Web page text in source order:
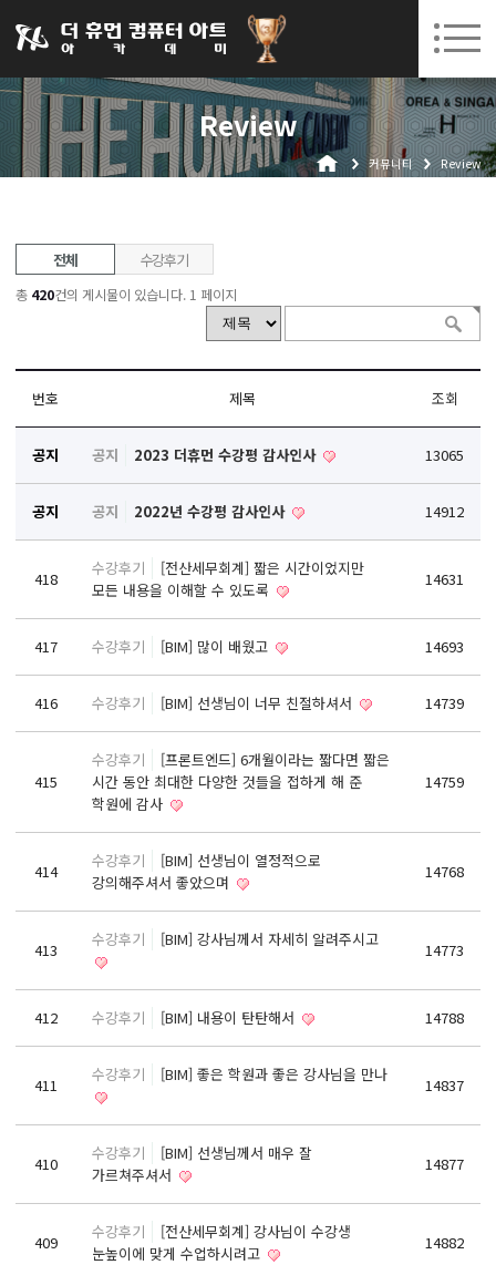
031-252-7277 수원캠퍼스 개강 08. 24.(월)
로그인 회원가입 고객센터
Review
커뮤니티 Review
전체 수강후기
총 420건의 게시물이 있습니다. 1 페이지
번호 제목 조회
공지 공지 2023 더휴먼 수강평 감사인사 13065
공지 공지 2022년 수강평 감사인사 14912
418
수강후기
[전산세무회계] 짧은 시간이었지만
모든 내용을 이해할 수 있도록
14631
417 수강후기 [BIM] 많이 배웠고 14693
416 수강후기 [BIM] 선생님이 너무 친절하셔서 14739
415
수강후기
[프론트엔드] 6개월이라는 짧다면 짧은
시간 동안 최대한 다양한 것들을 접하게 해 준
학원에 감사
14759
414
수강후기
[BIM] 선생님이 열정적으로
강의해주셔서 좋았으며
14768
413
수강후기 [BIM] 강사님께서 자세히 알려주시고
14773
412 수강후기 [BIM] 내용이 탄탄해서 14788
411
수강후기 [BIM] 좋은 학원과 좋은 강사님을 만나
14837
410
수강후기
[BIM] 선생님께서 매우 잘
가르쳐주셔서
14877
409
수강후기
[전산세무회계] 강사님이 수강생
눈높이에 맞게 수업하시려고
14882
아카데미소개
인사말
오시는길
생성형AI
실업자
BIM 건축설계 및 실내건축설계(캐드(CAD),맥스(MAX),레빗(REVIT))실무자 양성과정
반응형/웹퍼블리셔/프론트엔드 웹개발자(웹디자인기능사 과정평가형)
자바(Java)기반 JSP/스프링 웹개발자(정보처리산업기사)(과정평가형)
디지털컨버전스 자바(JAVA)개발자(전자정부 프레임워크/SPRING)
전산세무회계 자격취득과정[전산회계1급/전산세무2급/FAT1급/TAT2급]
컴퓨터활용능력2급(필기+실기) 및 ITQ자격증 취득(한글,엑셀,파워포인트)
전기기능사(필기+실기) 자격증 취득과정
직업상담사 2급 (필기+실기) 자격증 취득과정
포토샵 자격증 취득과정(GTQ1급)
전산회계 1급 / FAT 1급 자격증 취득과정
전산세무 2급 / TAT 2급 자격증 취득과정
기초회계원리 및 전산회계2급 자격증 취득과정
전산응용건축제도기능사(실기)
컴퓨터활용능력2급(엑셀실무)
ITQ(한글,엑셀,파워포인트)
실내·건축디자인 & 인테리어
파이썬 프로그래밍을 활용한 빅데이터 향상과정